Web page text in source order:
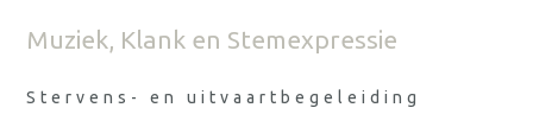
Muziek, Klank en Stemexpressie
Stervens- en uitvaartbegeleiding